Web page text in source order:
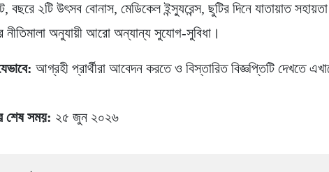
বছরে ২টি উৎসব বোনাস, মেডিকেল ইন্স্যুরেন্স, ছুটির দিনে যাতায়াত
নীতিমালা অনুযায়ী আরো অন্যান্য সুযোগ-সুবিধা।
আগ্রহী প্রার্থীরা আবেদন করতে ও বিস্তারিত বিজ্ঞপ্তিটি দেখতে
শেষ সময়: ২৫ জুন ২০২৬